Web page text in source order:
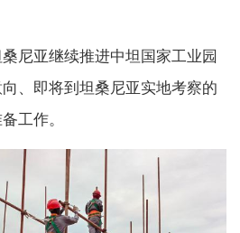
亚继续推进中坦国家工业园
、即将到坦桑尼亚实地考察的
工作。